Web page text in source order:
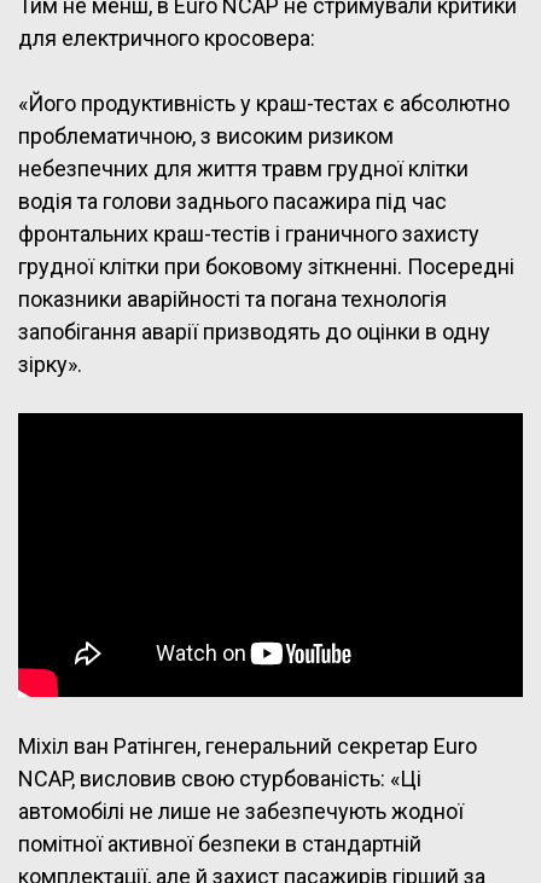
для електричного кросовера:
«Його продуктивність у краш-тестах є абсолютно
проблематичною, з високим ризиком
небезпечних для життя травм грудної клітки
водія та голови заднього пасажира під час
фронтальних краш-тестів і граничного захисту
грудної клітки при боковому зіткненні. Посередні
показники аварійності та погана технологія
запобігання аварії призводять до оцінки в одну
зірку».
Міхіл ван Ратінген, генеральний секретар Euro
NCAP, висловив свою стурбованість: «Ці
автомобілі не лише не забезпечують жодної
помітної активної безпеки в стандартній
комплектації, але й захист пасажирів гірший за